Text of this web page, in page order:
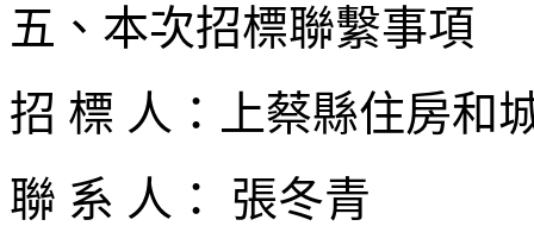
五、本次招標聯繫事項
招 標 人：上蔡縣住房和
聯 系 人： 張冬青